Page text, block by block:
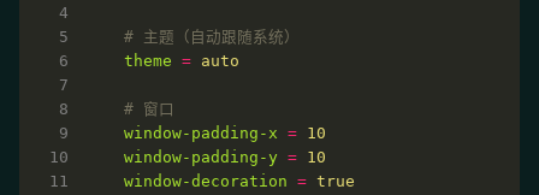
# 主题（自动跟随系统）
theme = auto
# 窗口
window-padding-x = 10
window-padding-y = 10
window-decoration = true